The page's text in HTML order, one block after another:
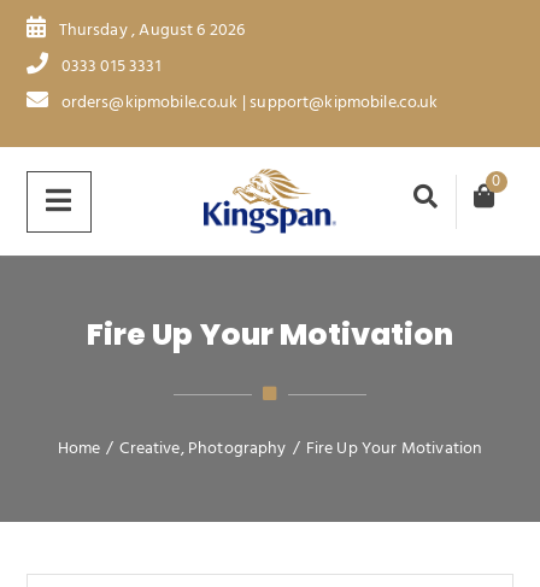
Thursday , August 6 2026
0333 015 3331
orders@kipmobile.co.uk | support@kipmobile.co.uk
0
Fire Up Your Motivation
Home / Creative,Photography / Fire Up Your Motivation